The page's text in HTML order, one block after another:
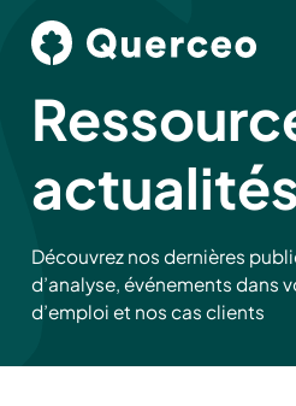
actualités
Découvrez nos dernières
d’analyse, événements dans
d’emploi et nos cas clients